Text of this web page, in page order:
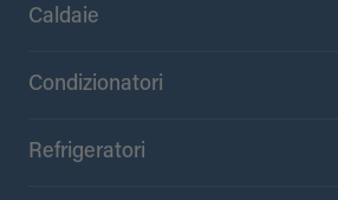
Caldaie
Condizionatori
Refrigeratori